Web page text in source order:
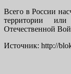
Всего в России
территории
Отечественной
Источник: http://